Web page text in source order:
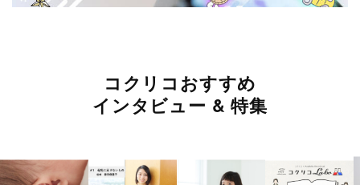
コクリコおすすめ
インタビュー & 特集